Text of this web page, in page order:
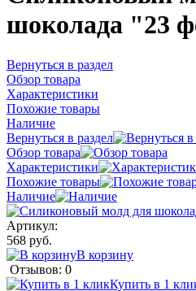
шоколада "23
Вернуться в раздел
Обзор товара
Характеристики
Похожие товары
Наличие
Вернуться в раздел
Обзор товара
Характеристики
Похожие товары
Наличие
Артикул:
568 руб.
В корзину
Отзывов: 0
Купить в 1